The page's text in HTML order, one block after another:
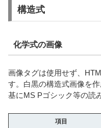
構造式
化学式の画像
画像タグは使用せず、
す。白黒の構造式画像を
基にMS Pゴシック等の読
項目